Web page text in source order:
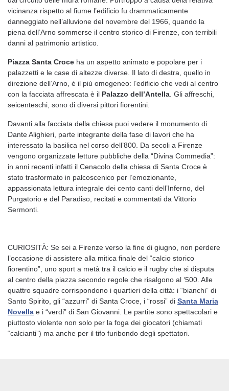
vicinanza rispetto al fiume l’edificio fu drammaticamente
danneggiato nell’alluvione del novembre del 1966, quando la
piena dell’Arno sommerse il centro storico di Firenze, con terribili
danni al patrimonio artistico.
Piazza Santa Croce ha un aspetto animato e popolare per i
palazzetti e le case di altezze diverse. Il lato di destra, quello in
direzione dell’Arno, è il più omogeneo: l’edificio che vedi al centro
con la facciata affrescata è il Palazzo dell’Antella . Gli affreschi,
seicenteschi, sono di diversi pittori fiorentini.
Davanti alla facciata della chiesa puoi vedere il monumento di
Dante Alighieri, parte integrante della fase di lavori che ha
interessato la basilica nel corso dell’800. Da secoli a Firenze
vengono organizzate letture pubbliche della “Divina Commedia”:
in anni recenti infatti il Cenacolo della chiesa di Santa Croce è
stato trasformato in palcoscenico per l’emozionante,
appassionata lettura integrale dei cento canti dell’Inferno, del
Purgatorio e del Paradiso, recitati e commentati da Vittorio
Sermonti.
CURIOSITÀ: Se sei a Firenze verso la fine di giugno, non perdere
l’occasione di assistere alla mitica finale del “calcio storico
fiorentino”, uno sport a metà tra il calcio e il rugby che si disputa
al centro della piazza secondo regole che risalgono al ‘500. Alle
quattro squadre corrispondono i quartieri della città: i “bianchi” di
Santo Spirito, gli “azzurri” di Santa Croce, i “rossi” di Santa Maria
Novella e i “verdi” di San Giovanni. Le partite sono spettacolari e
piuttosto violente non solo per la foga dei giocatori (chiamati
“calcianti”) ma anche per il tifo furibondo degli spettatori.